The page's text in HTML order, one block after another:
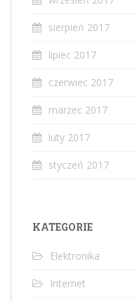
sierpień 2017
lipiec 2017
czerwiec 2017
marzec 2017
luty 2017
styczeń 2017
KATEGORIE
Elektronika
Internet